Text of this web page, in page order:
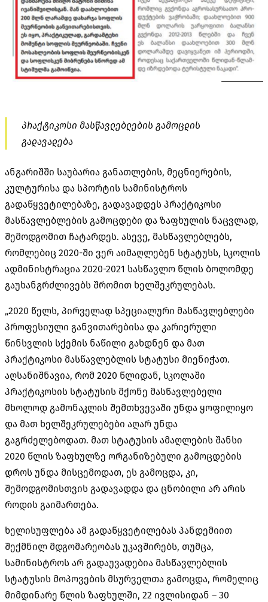
პრაქტიკოსი მასწავლებლების გამოცდის
გადავადება
ანგარიშში საუბარია განათლების, მეცნიერების,
კულტურისა და სპორტის სამინისტროს
გადაწყვეტილებაზე, გადავადდეს პრაქტიკოსი
მასწავლებლების გამოცდები და ზაფხულის ნაცვლად,
შემოდგომით ჩატარდეს. ასევე, მასწავლებლებს,
რომლებიც 2020-ში ვერ აიმაღლებენ სტატუსს, სკოლის
ადმინისტრაცია 2020-2021 სასწავლო წლის ბოლომდე
გაუხანგრძლივებს შრომით ხელშეკრულებას.
„2020 წელს, პირველად სპეციალური მასწავლებლები
პროფესიული განვითარებისა და კარიერული
წინსვლის სქემის ნაწილი გახდნენ და მათ
პრაქტიკოსი მასწავლებლის სტატუსი მიენიჭათ.
აღსანიშნავია, რომ 2020 წლიდან, სკოლაში
პრაქტიკოსის სტატუსის მქონე მასწავლებელი
მხოლოდ გამონაკლის შემთხვევაში უნდა ყოფილიყო
და მათ ხელშეკრულებები აღარ უნდა
გაგრძელებოდათ. მათ სტატუსის ამაღლების შანსი
2020 წლის ზაფხულზე ორგანიზებული გამოცდების
დროს უნდა მისცემოდათ, ეს გამოცდა, კი,
შემოდგომისთვის გადავადდა და ცნობილი არ არის
როდის გაიმართება.
ხელისუფლება ამ გადაწყვეტილებას პანდემიით
შექმნილ მდგომარეობას უკავშირებს, თუმცა,
სამინისტროს არ გადაუვადებია მასწავლებლის
სტატუსის მოპოვების მსურველთა გამოცდა, რომელიც
მიმდინარე წლის ზაფხულში, 22 ივლისიდან – 30